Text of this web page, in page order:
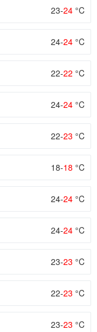
23-24 °C
24-24 °C
22-22 °C
24-24 °C
22-23 °C
18-18 °C
24-24 °C
24-24 °C
23-23 °C
22-23 °C
23-23 °C